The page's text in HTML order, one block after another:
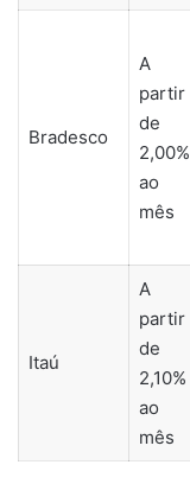
Bradesco
A
partir
de
2,00%
ao
mês
Itaú
A
partir
de
2,10%
ao
mês